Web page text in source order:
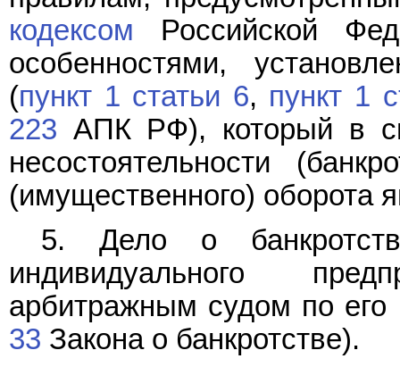
кодексом Российской
особенностями,
(пункт 1 статьи 6, пункт 1
223 АПК РФ), который в
несостоятельности
(имущественного) оборота
5. Дело о
индивидуального
арбитражным судом по его
33 Закона о банкротстве).